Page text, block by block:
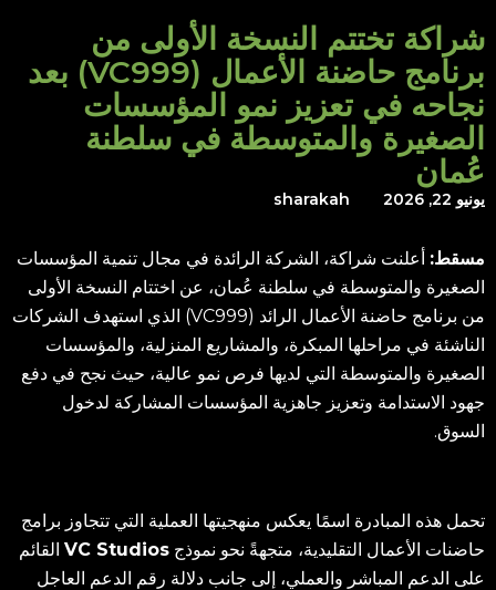
شراكة تختتم النسخة الأولى من
برنامج حاضنة الأعمال (VC999) بعد
نجاحه في تعزيز نمو المؤسسات
الصغيرة والمتوسطة في سلطنة
عُمان
يونيو 22, 2026 sharakah
مسقط:أعلنت شراكة، الشركة الرائدة في مجال تنمية المؤسسات
الصغيرة والمتوسطة في سلطنة عُمان، عن اختتام النسخة الأولى
من برنامج حاضنة الأعمال الرائد (VC999) الذي استهدف الشركات
الناشئة في مراحلها المبكرة، والمشاريع المنزلية، والمؤسسات
الصغيرة والمتوسطة التي لديها فرص نمو عالية، حيث نجح في دفع
جهود الاستدامة وتعزيز جاهزية المؤسسات المشاركة لدخول
السوق.
تحمل هذه المبادرة اسمًا يعكس منهجيتها العملية التي تتجاوز برامج
حاضنات الأعمال التقليدية، متجهةً نحو نموذج VC Studiosالقائم
على الدعم المباشر والعملي، إلى جانب دلالة رقم الدعم العاجل